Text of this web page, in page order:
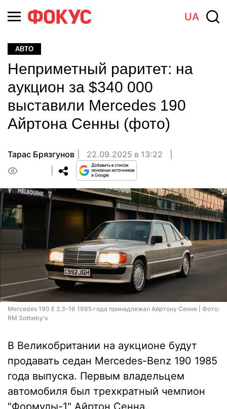
UA
АВТО
Неприметный раритет: на
аукцион за $340 000
выставили Mercedes 190
Айртона Сенны (фото)
Тарас Брязгунов
22.09.2025 в 13:22
Mercedes 190 E 2,3-16 1985 года принадлежал Айртону Сенне | Фото:
RM Sotheby's
В Великобритании на аукционе будут
продавать седан Mercedes-Benz 190 1985
года выпуска. Первым владельцем
автомобиля был трехкратный чемпион
"Формулы-1" Айртон Сенна.